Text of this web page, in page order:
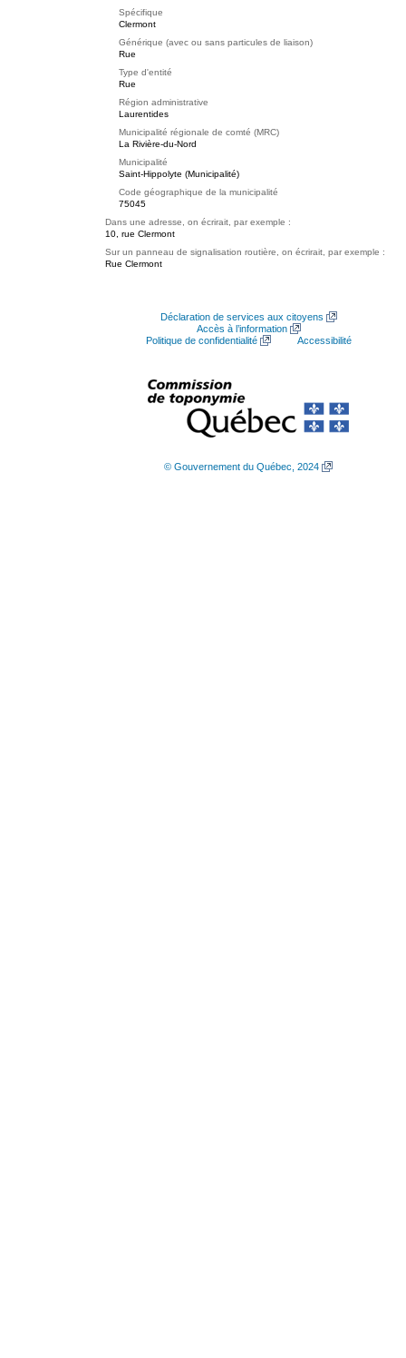
Spécifique
Clermont
Générique (avec ou sans particules de liaison)
Rue
Type d'entité
Rue
Région administrative
Laurentides
Municipalité régionale de comté (MRC)
La Rivière-du-Nord
Municipalité
Saint-Hippolyte (Municipalité)
Code géographique de la municipalité
75045
Dans une adresse, on écrirait, par exemple :
10, rue Clermont
Sur un panneau de signalisation routière, on écrirait, par exemple :
Rue Clermont
Déclaration de services aux citoyens
Accès à l’information
Politique de confidentialité
Accessibilité
© Gouvernement du Québec, 2024